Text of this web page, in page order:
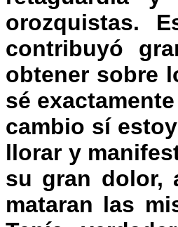
orozquistas.
contribuyó
obtener sobre
sé
cambio sí
llorar y
su gran dolor,
mataran las